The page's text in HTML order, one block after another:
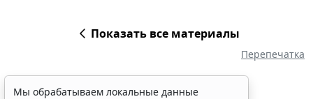
Показать все материалы
Перепечатка
Мы обрабатываем локальные данные